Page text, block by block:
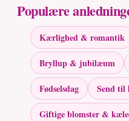
Populære
Kærlighed & romantik
Bryllup & jubilæum
Fødselsdag
Send til
Giftige blomster &